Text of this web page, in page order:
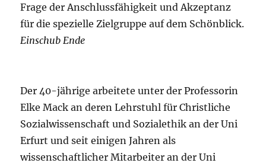
Frage der Anschlussfähigkeit und Akzeptanz
für die spezielle Zielgruppe auf dem Schönblick.
Einschub Ende
Der 40-jährige arbeitete unter der Professorin
Elke Mack an deren Lehrstuhl für Christliche
Sozialwissenschaft und Sozialethik an der Uni
Erfurt und seit einigen Jahren als
wissenschaftlicher Mitarbeiter an der Uni